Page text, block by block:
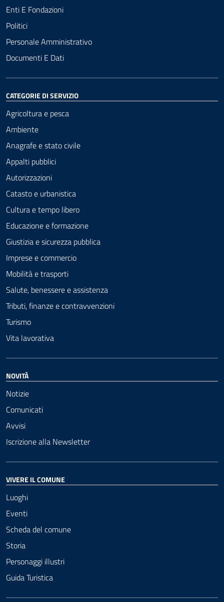
Enti E Fondazioni
Politici
Personale Amministrativo
Documenti E Dati
CATEGORIE DI SERVIZIO
Agricoltura e pesca
Ambiente
Anagrafe e stato civile
Appalti pubblici
Autorizzazioni
Catasto e urbanistica
Cultura e tempo libero
Educazione e formazione
Giustizia e sicurezza pubblica
Imprese e commercio
Mobilità e trasporti
Salute, benessere e assistenza
Tributi, finanze e contravvenzioni
Turismo
Vita lavorativa
NOVITÀ
Notizie
Comunicati
Avvisi
Iscrizione alla Newsletter
VIVERE IL COMUNE
Luoghi
Eventi
Scheda del comune
Storia
Personaggi illustri
Guida Turistica